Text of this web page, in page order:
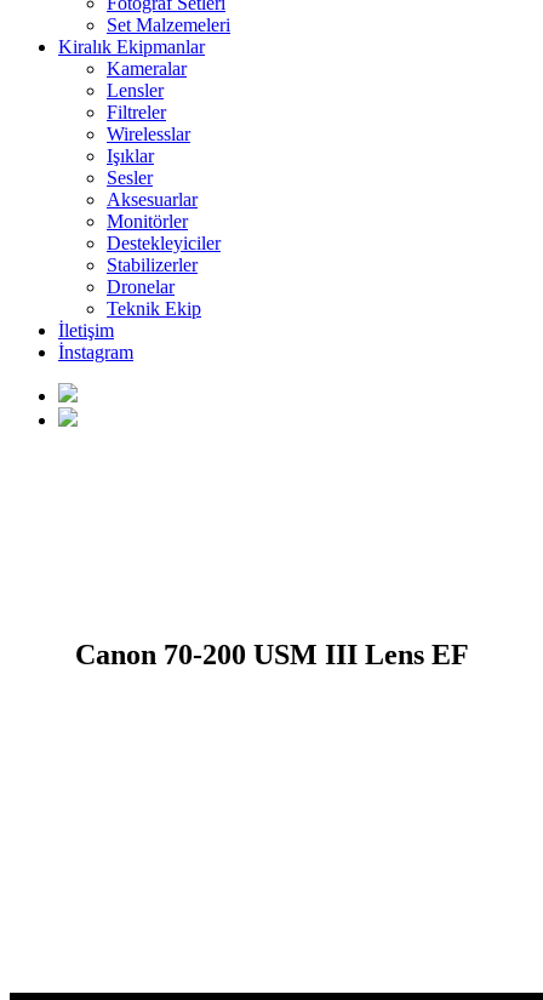
Set Malzemeleri
Kiralık Ekipmanlar
Kameralar
Lensler
Filtreler
Wirelesslar
Işıklar
Sesler
Aksesuarlar
Monitörler
Destekleyiciler
Stabilizerler
Dronelar
Teknik Ekip
İletişim
İnstagram
Canon 70-200 USM III Lens EF